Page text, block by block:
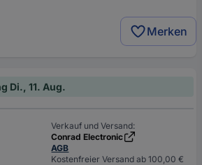
Merken
Di., 11. Aug.
Verkauf und Versand:
Conrad Electronic
AGB
Kostenfreier Versand ab 100,00 €